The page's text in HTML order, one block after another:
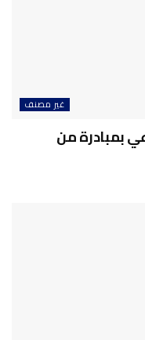
غير مصنف
بمبادرة من